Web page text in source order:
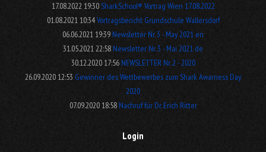
17.08.2022 19:30 SharkSchool® Vortrag Wien 17.08.2022
01.08.2021 10:34Vortragsbericht Grundschule Wallersdorf
06.06.2021 19:39 Newsletter Nr. 3 - May 2021 en
31.05.2021 22:58 Newsletter Nr. 3 - Mai 2021 de
30.12.2020 17:56NEWSLETTER Nr. 2 - 2020
26.09.2020 12:53 Gewinner des Wettbewerbes zum Shark Awarness Day
2020
07.09.2020 18:58 Nachruf für Dr. Erich Ritter
Login